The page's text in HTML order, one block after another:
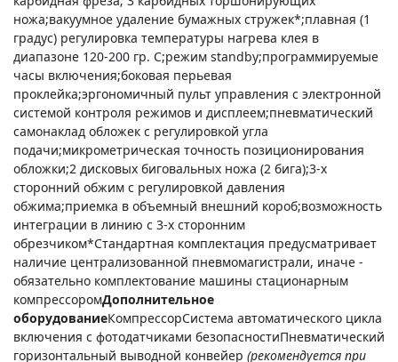
ножа;вакуумное удаление бумажных стружек*;плавная (1
градус) регулировка температуры нагрева клея в
диапазоне 120-200 гр. С;режим standby;программируемые
часы включения;боковая перьевая
проклейка;эргономичный пульт управления с электронной
системой контроля режимов и дисплеем;пневматический
самонаклад обложек с регулировкой угла
подачи;микрометрическая точность позиционирования
обложки;2 дисковых биговальных ножа (2 бига);3-х
сторонний обжим с регулировкой давления
обжима;приемка в объемный внешний короб;возможность
интеграции в линию с 3-х сторонним
обрезчиком*Стандартная комплектация предусматривает
наличие централизованной пневмомагистрали, иначе -
обязательно комплектование машины стационарным
компрессоромДополнительное
оборудованиеКомпрессорСистема автоматического цикла
включения с фотодатчиками безопасностиПневматический
горизонтальный выводной конвейер (рекомендуется при